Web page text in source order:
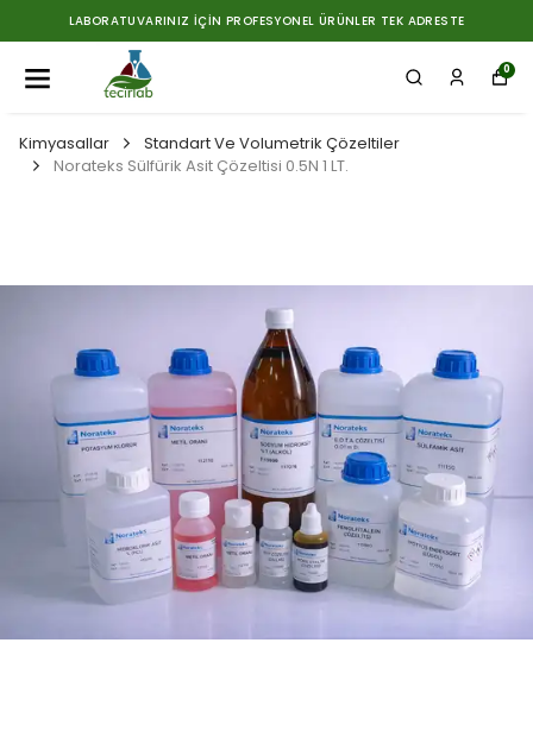
LABORATUVARINIZ İÇIN PROFESYONEL ÜRÜNLER TEK ADRESTE
0
Kimyasallar
Standart Ve Volumetrik Çözeltiler
Norateks Sülfürik Asit Çözeltisi 0.5N 1 LT.